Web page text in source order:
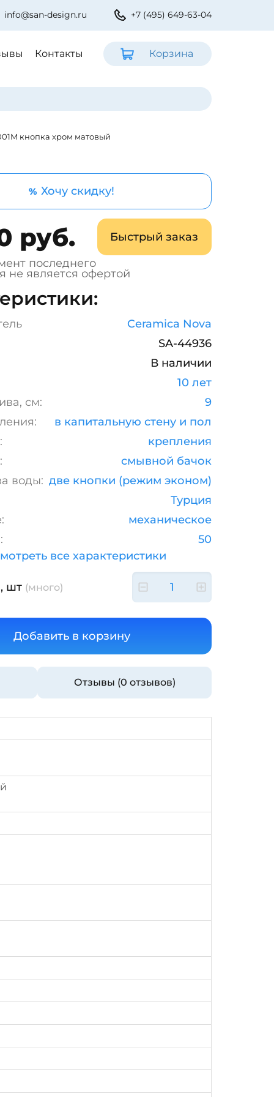
info@san-design.ru +7 (495) 649-63-04
Контакты Корзина
кнопка хром матовый
% Хочу скидку!
руб.
Быстрый заказ
последнего
не является офертой
Ceramica Nova
SA-44936
В наличии
10 лет
см:
9
в капитальную стену и пол
крепления
смывной бачок
воды: две кнопки (режим эконом)
Турция
механическое
50
все характеристики
шт (много)
Отзывы (0 отзывов)